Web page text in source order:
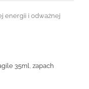
energii i odważnej
35ml, zapach